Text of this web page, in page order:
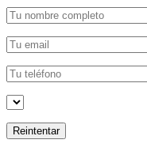
Reintentar